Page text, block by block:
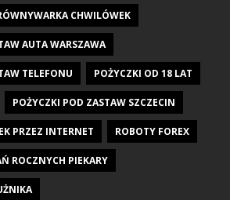
CHWILÓWEK
AUTA WARSZAWA
TELEFONU POŻYCZKI OD 18 LAT
POŻYCZKI POD ZASTAW SZCZECIN
PRZEZ INTERNET ROBOTY FOREX
ROCZNYCH PIEKARY